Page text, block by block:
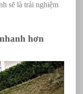
sẽ là trải nghiệm
hơn